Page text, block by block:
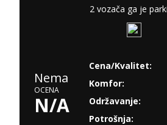
2 vozača ga je
Nema
OCENA
N/A
Cena/Kvalitet:
Komfor:
Održavanje:
Potrošnja: